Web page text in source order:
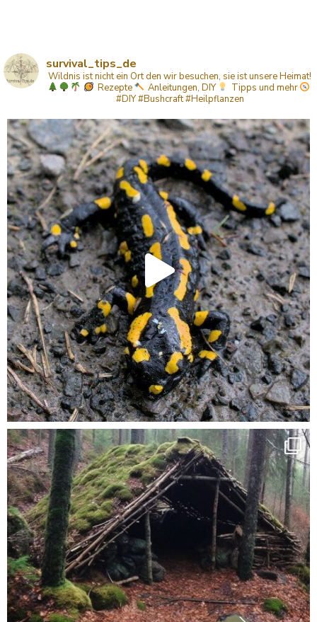
survival_tips_de
Wildnis ist nicht ein Ort den wir besuchen, sie ist unsere Heimat!
Rezepte
Anleitungen, DIY Tipps und mehr
#DIY #Bushcraft #Heilpflanzen